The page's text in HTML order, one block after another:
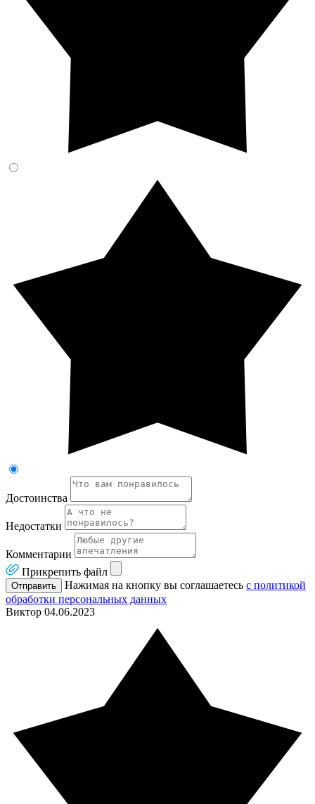
Достоинства
Недостатки
Комментарии
Прикрепить файл
Отправить Нажимая на кнопку вы соглашаетесь с политикой
обработки персональных данных
Виктор 04.06.2023